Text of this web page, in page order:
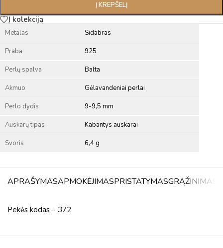
Į KREPŠELĮ
Į kolekciją
Metalas Sidabras
Praba 925
Perlų spalva Balta
Akmuo Gėlavandeniai perlai
Perlo dydis 9-9,5 mm
Auskarų tipas Kabantys auskarai
Svoris 6,4 g
APRAŠYMASAPMOKĖJIMASPRISTATYMASGRĄŽINIMAS
Pekės kodas – 372